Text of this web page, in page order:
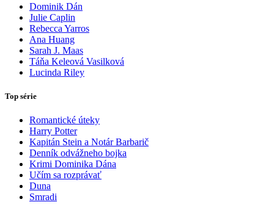
Dominik Dán
Julie Caplin
Rebecca Yarros
Ana Huang
Sarah J. Maas
Táňa Keleová Vasilková
Lucinda Riley
Top série
Romantické úteky
Harry Potter
Kapitán Stein a Notár Barbarič
Denník odvážneho bojka
Krimi Dominika Dána
Učím sa rozprávať
Duna
Smradi